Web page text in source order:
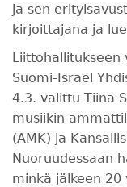
ja sen
kirjoittajana ja
Liittohallitukseen
Suomi-Israel
4.3. valittu Tiina
musiikin
(AMK) ja
Nuoruudessaan
minkä jälkeen 20